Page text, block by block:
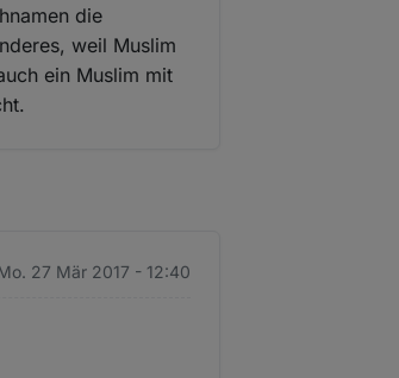
die
weil Muslim
ein Muslim mit
27 Mär 2017 - 12:40